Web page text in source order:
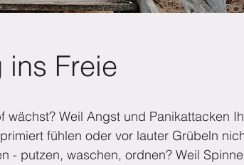
ins Freie
Weil Angst und Panikattacken
fühlen oder vor lauter Grübeln
- putzen, waschen, ordnen? Weil